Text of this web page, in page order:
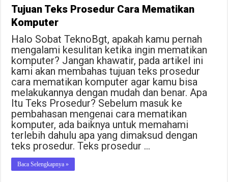
Tujuan Teks Prosedur Cara Mematikan
Komputer
Halo Sobat TeknoBgt, apakah kamu pernah
mengalami kesulitan ketika ingin mematikan
komputer? Jangan khawatir, pada artikel ini
kami akan membahas tujuan teks prosedur
cara mematikan komputer agar kamu bisa
melakukannya dengan mudah dan benar. Apa
Itu Teks Prosedur? Sebelum masuk ke
pembahasan mengenai cara mematikan
komputer, ada baiknya untuk memahami
terlebih dahulu apa yang dimaksud dengan
teks prosedur. Teks prosedur …
Baca Selengkapnya »